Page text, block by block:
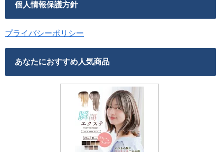
個人情報保護方針
プライバシーポリシー
あなたにおすすめ人気商品